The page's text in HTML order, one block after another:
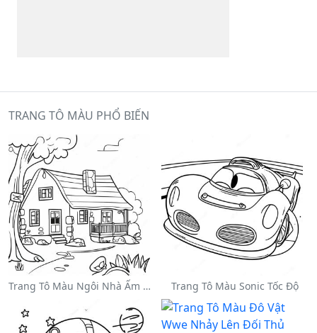
TRANG TÔ MÀU PHỔ BIẾN
Trang Tô Màu Ngôi Nhà Ấm Cúng Trang Tô Màu Sonic Tốc Độ